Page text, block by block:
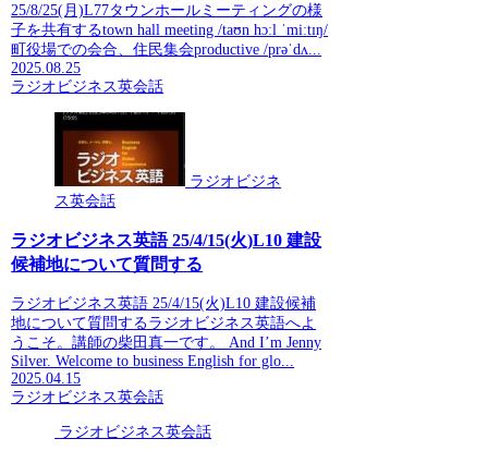
25/8/25(月)L77タウンホールミーティングの様
子を共有するtown hall meeting /taʊn hɔːl ˈmiːtɪŋ/
町役場での会合、住民集会productive /prəˈdʌ...
2025.08.25
ラジオビジネス英会話
ラジオビジネ
ス英会話
ラジオビジネス英語 25/4/15(火)L10 建設
候補地について質問する
ラジオビジネス英語 25/4/15(火)L10 建設候補
地について質問するラジオビジネス英語へよ
うこそ。講師の柴田真一です。 And I’m Jenny
Silver. Welcome to business English for glo...
2025.04.15
ラジオビジネス英会話
ラジオビジネス英会話